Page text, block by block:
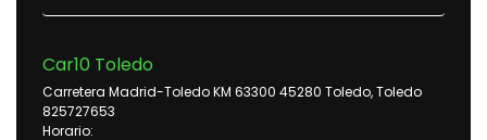
Car10 Toledo
Carretera Madrid-Toledo KM 63300 45280 Toledo, Toledo
825727653
Horario: